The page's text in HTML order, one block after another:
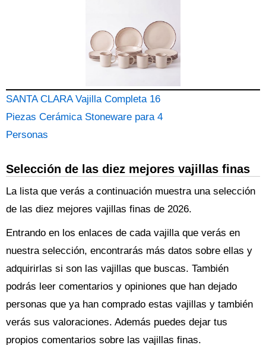
SANTA CLARA Vajilla Completa 16
Piezas Cerámica Stoneware para 4
Personas
Selección de las diez mejores vajillas finas
La lista que verás a continuación muestra una selección
de las diez mejores vajillas finas de 2026.
Entrando en los enlaces de cada vajilla que verás en
nuestra selección, encontrarás más datos sobre ellas y
adquirirlas si son las vajillas que buscas. También
podrás leer comentarios y opiniones que han dejado
personas que ya han comprado estas vajillas y también
verás sus valoraciones. Además puedes dejar tus
propios comentarios sobre las vajillas finas.